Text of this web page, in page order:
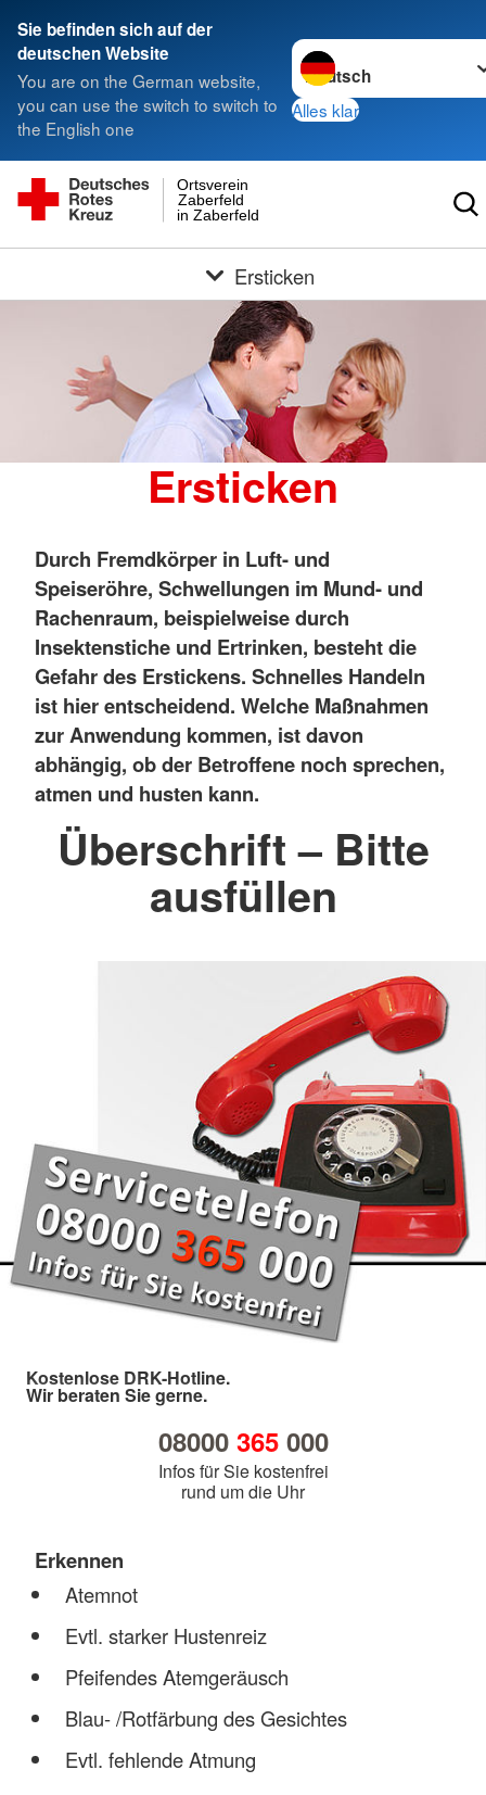
Sie befinden sich auf der
deutschen Website
You are on the German website,
you can use the switch to switch to
the English one
Sprache wechseln zu
Alles klar
in Zaberfeld
Zaberfeld
Ortsverein
Ersticken
Ersticken
Durch Fremdkörper in Luft- und
Speiseröhre, Schwellungen im Mund- und
Rachenraum, beispielweise durch
Insektenstiche und Ertrinken, besteht die
Gefahr des Erstickens. Schnelles Handeln
ist hier entscheidend. Welche Maßnahmen
zur Anwendung kommen, ist davon
abhängig, ob der Betroffene noch sprechen,
atmen und husten kann.
Überschrift – Bitte
ausfüllen
Kostenlose DRK-Hotline.
Wir beraten Sie gerne.
08000 365000
Infos für Sie kostenfrei
rund um die Uhr
Erkennen
Atemnot
Evtl. starker Hustenreiz
Pfeifendes Atemgeräusch
Blau- /Rotfärbung des Gesichtes
Evtl. fehlende Atmung